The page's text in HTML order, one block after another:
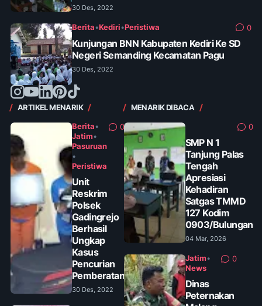
30 Des, 2022
Berita•Kediri•Peristiwa 0
Kunjungan BNN Kabupaten Kediri Ke SD
Negeri Semanding Kecamatan Pagu
30 Des, 2022
ARTIKEL MENARIK
Berita•
Jatim•
Pasuruan
•
Peristiwa
0
Unit
Reskrim
Polsek
Gadingrejo
Berhasil
Ungkap
Kasus
Pencurian
Pemberatan
30 Des, 2022
MENARIK DIBACA
0
SMP N 1
Tanjung Palas
Tengah
Apresiasi
Kehadiran
Satgas TMMD
127 Kodim
0903/Bulungan
04 Mar, 2026
Jatim•
News
0
Dinas
Peternakan